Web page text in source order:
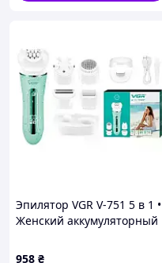
Эпилятор VGR V-751 5 в 1 •
Женский аккумуляторный
пемзой, массажером и
958 ₴